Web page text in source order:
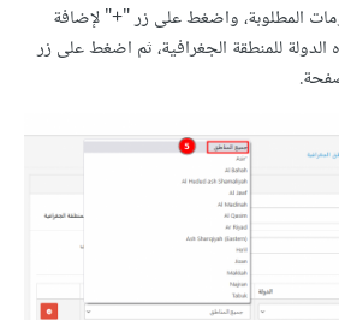
المطلوبة، واضغط على زر "+" لإضافة
للمنطقة الجغرافية، ثم اضغط على زر